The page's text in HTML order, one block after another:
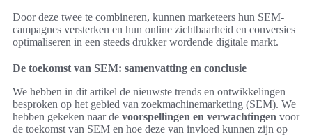
Door deze twee te combineren, kunnen marketeers hun SEM-
campagnes versterken en hun online zichtbaarheid en conversies
optimaliseren in een steeds drukker wordende digitale markt.
De toekomst van SEM: samenvatting en conclusie
We hebben in dit artikel de nieuwste trends en ontwikkelingen
besproken op het gebied van zoekmachinemarketing (SEM). We
hebben gekeken naar de voorspellingen en verwachtingen voor
de toekomst van SEM en hoe deze van invloed kunnen zijn op